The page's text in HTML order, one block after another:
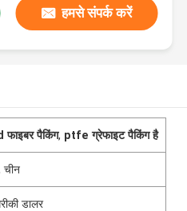
हमसे संपर्क करें
पैकिंग, ptfe ग्रेफाइट पैकिंग है
चीन
डालर